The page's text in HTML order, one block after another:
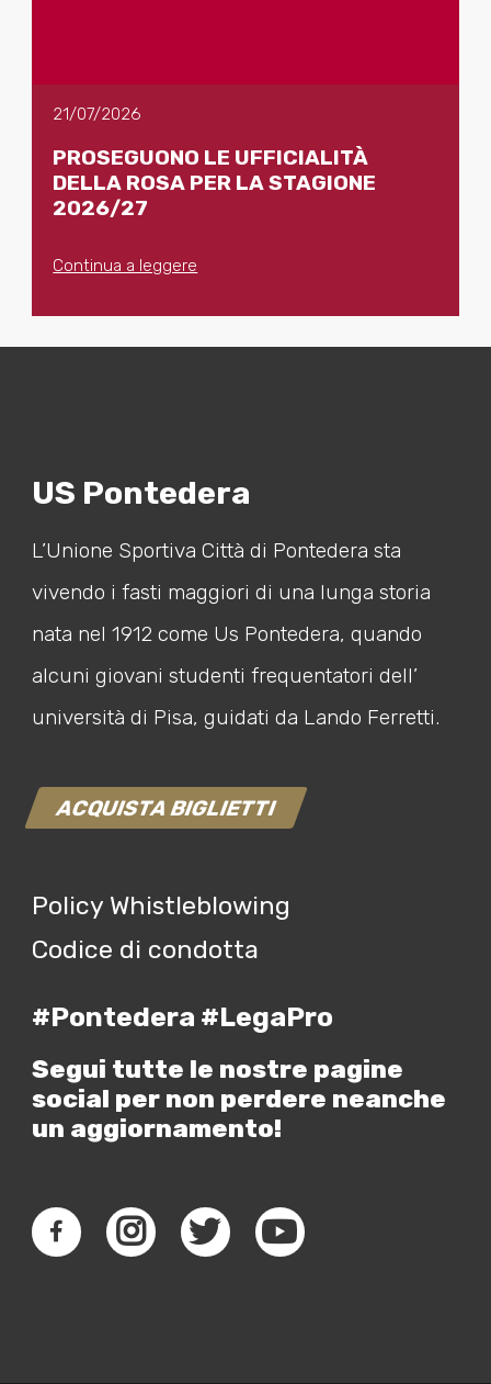
21/07/2026
PROSEGUONO LE UFFICIALITÀ
DELLA ROSA PER LA STAGIONE
2026/27
Continua a leggere
US Pontedera
L’Unione Sportiva Città di Pontedera sta
vivendo i fasti maggiori di una lunga storia
nata nel 1912 come Us Pontedera, quando
alcuni giovani studenti frequentatori dell’
università di Pisa, guidati da Lando Ferretti.
ACQUISTA BIGLIETTI
Policy Whistleblowing
Codice di condotta
#Pontedera #LegaPro
Segui tutte le nostre pagine
social per non perdere neanche
un aggiornamento!